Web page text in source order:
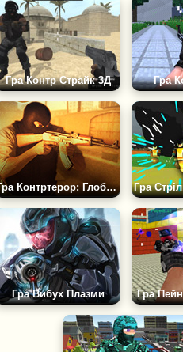
Гра Контр Страйк 3Д Гра
Гра Контртерор: Глобальний Удар
Гра Вибух Плазми Гра